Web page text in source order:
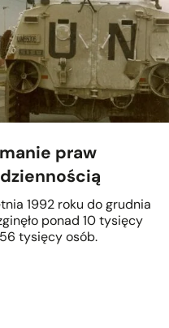
praw
1992 roku do grudnia
ponad 10 tysięcy
tysięcy osób.